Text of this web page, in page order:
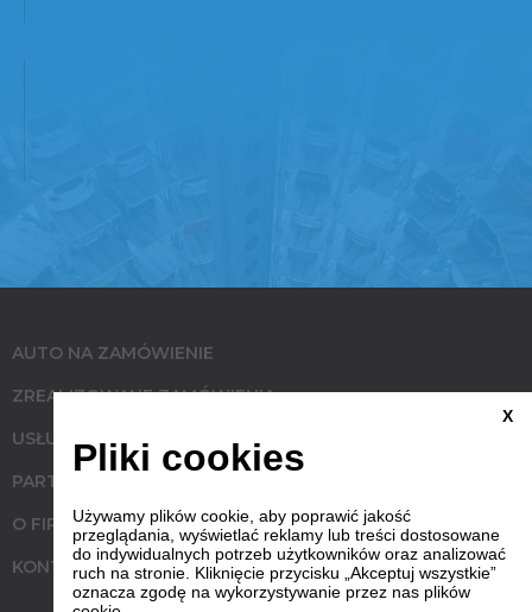
AUTO NA ZAMÓWIENIE
ZREALIZOWANE ZAMÓWIENIA
USŁUGI
PARTNERZY
O FIRMIE
KONTAKT
X
Pliki cookies
Używamy plików cookie, aby poprawić jakość
przeglądania, wyświetlać reklamy lub treści dostosowane
do indywidualnych potrzeb użytkowników oraz analizować
ruch na stronie. Kliknięcie przycisku „Akceptuj wszystkie”
oznacza zgodę na wykorzystywanie przez nas plików